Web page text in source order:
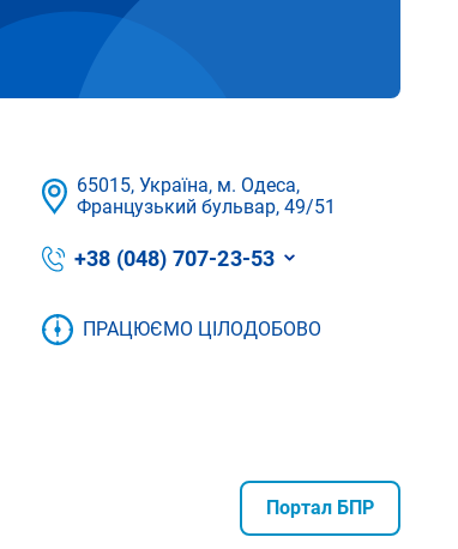
65015, Україна, м. Одеса,
Французький бульвар, 49/51
+38 (048) 707-23-53
ПРАЦЮЄМО ЦІЛОДОБОВО
Портал БПР